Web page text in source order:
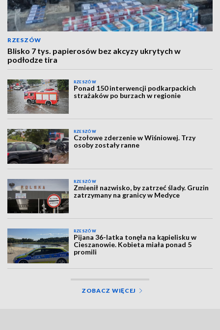
RZESZÓW
Blisko 7 tys. papierosów bez akcyzy ukrytych w
podłodze tira
RZESZÓW
Ponad 150 interwencji podkarpackich
strażaków po burzach w regionie
RZESZÓW
Czołowe zderzenie w Wiśniowej. Trzy
osoby zostały ranne
RZESZÓW
Zmienił nazwisko, by zatrzeć ślady. Gruzin
zatrzymany na granicy w Medyce
RZESZÓW
Pijana 36-latka tonęła na kąpielisku w
Cieszanowie. Kobieta miała ponad 5
promili
ZOBACZ WIĘCEJ